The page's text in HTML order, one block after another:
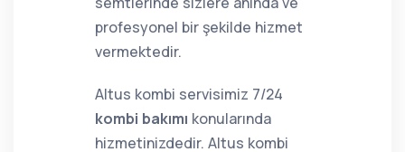
profesyonel bir şekilde hizmet
vermektedir.
Altus kombi servisimiz 7/24
kombi bakımı konularında
hizmetinizdedir. Altus kombi